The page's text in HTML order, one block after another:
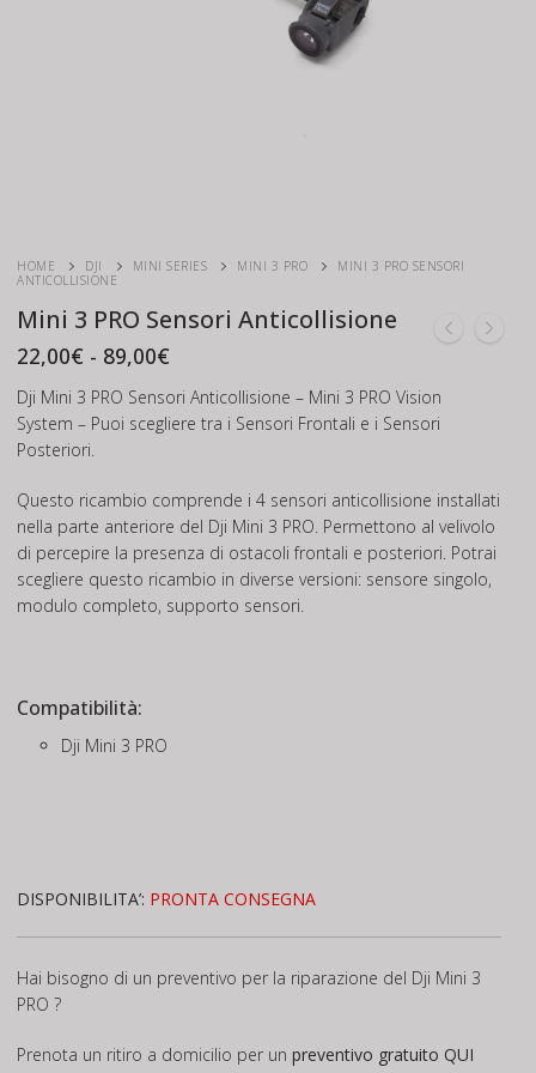
HOME DJI MINI SERIES MINI 3 PRO
MINI 3 PRO SENSORI
ANTICOLLISIONE
Mini 3 PRO Sensori Anticollisione
22,00€ - 89,00€
prezzo:
da
22,00€
Dji Mini 3 PRO Sensori Anticollisione – Mini 3 PRO Vision
System – Puoi scegliere tra i Sensori Frontali e i Sensori
Posteriori.
Questo ricambio comprende i 4 sensori anticollisione installati
nella parte anteriore del Dji Mini 3 PRO. Permettono al velivolo
di percepire la presenza di ostacoli frontali e posteriori. Potrai
scegliere questo ricambio in diverse versioni: sensore singolo,
modulo completo, supporto sensori.
Compatibilità:
Dji Mini 3 PRO
DISPONIBILITA’: PRONTA CONSEGNA
Hai bisogno di un preventivo per la riparazione del Dji Mini 3
PRO ?
Prenota un ritiro a domicilio per un preventivo gratuito QUI